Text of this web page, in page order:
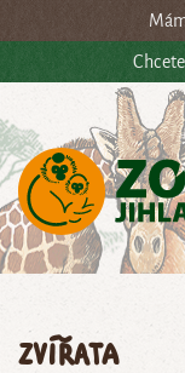
Přejít na hlavní obsah
Zvířata